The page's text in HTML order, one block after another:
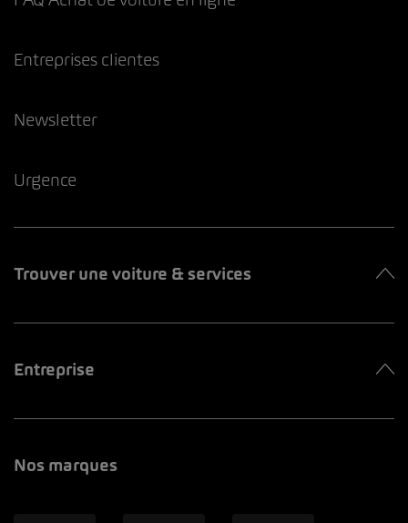
Entreprises clientes
Newsletter
Urgence
Trouver une voiture & services
Entreprise
Nos marques